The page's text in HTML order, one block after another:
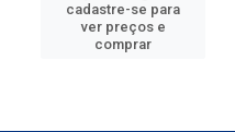
cadastre-se para
ver preços e
comprar